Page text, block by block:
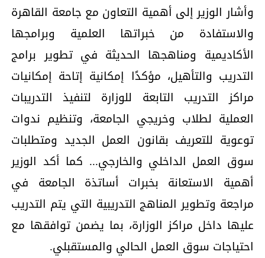
وأشار الوزير إلى أهمية التعاون مع جامعة القاهرة
والاستفادة من خبراتها العلمية وبرامجها
الأكاديمية ومناهجها الحديثة في تطوير برامج
التدريب والتأهيل، مؤكدًا إمكانية إتاحة إمكانيات
مراكز التدريب التابعة للوزارة لتنفيذ التدريبات
العملية لطلاب وخريجي الجامعة، وتنظيم ندوات
توعوية للتعريف بقانون العمل الجديد ومتطلبات
سوق العمل الداخلي والخارجي... كما أكد الوزير
أهمية الاستعانة بخبرات أساتذة الجامعة في
مراجعة وتطوير المناهج التدريبية التي يتم التدريب
عليها داخل مراكز الوزارة، بما يضمن توافقها مع
احتياجات سوق العمل الحالي والمستقبلي.